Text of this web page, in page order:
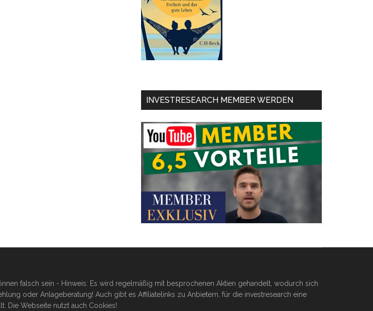
INVESTRESEARCH MEMBER WERDEN
falsch sein - Hinweis: Es wird regelmäßig mit besprochenen Aktien gehandelt, wodurch sich
oder Anlageberatung! Auch gibt es Affiliatelinks zu Anbietern, für die investresearch eine
Die Webseite nutzt auch Cookies!